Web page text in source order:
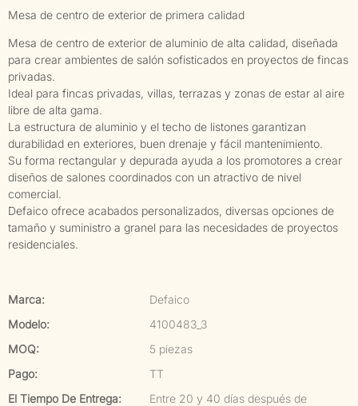
Mesa de centro de exterior de primera calidad
Mesa de centro de exterior de aluminio de alta calidad, diseñada
para crear ambientes de salón sofisticados en proyectos de fincas
privadas.
Ideal para fincas privadas, villas, terrazas y zonas de estar al aire
libre de alta gama.
La estructura de aluminio y el techo de listones garantizan
durabilidad en exteriores, buen drenaje y fácil mantenimiento.
Su forma rectangular y depurada ayuda a los promotores a crear
diseños de salones coordinados con un atractivo de nivel
comercial.
Defaico ofrece acabados personalizados, diversas opciones de
tamaño y suministro a granel para las necesidades de proyectos
residenciales.
Marca:
Defaico
Modelo:
4100483_3
MOQ:
5 piezas
Pago:
TT
El Tiempo De Entrega:
Entre 20 y 40 días después de